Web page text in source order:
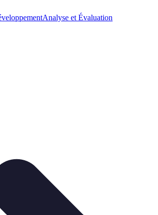
Analyse et Évaluation